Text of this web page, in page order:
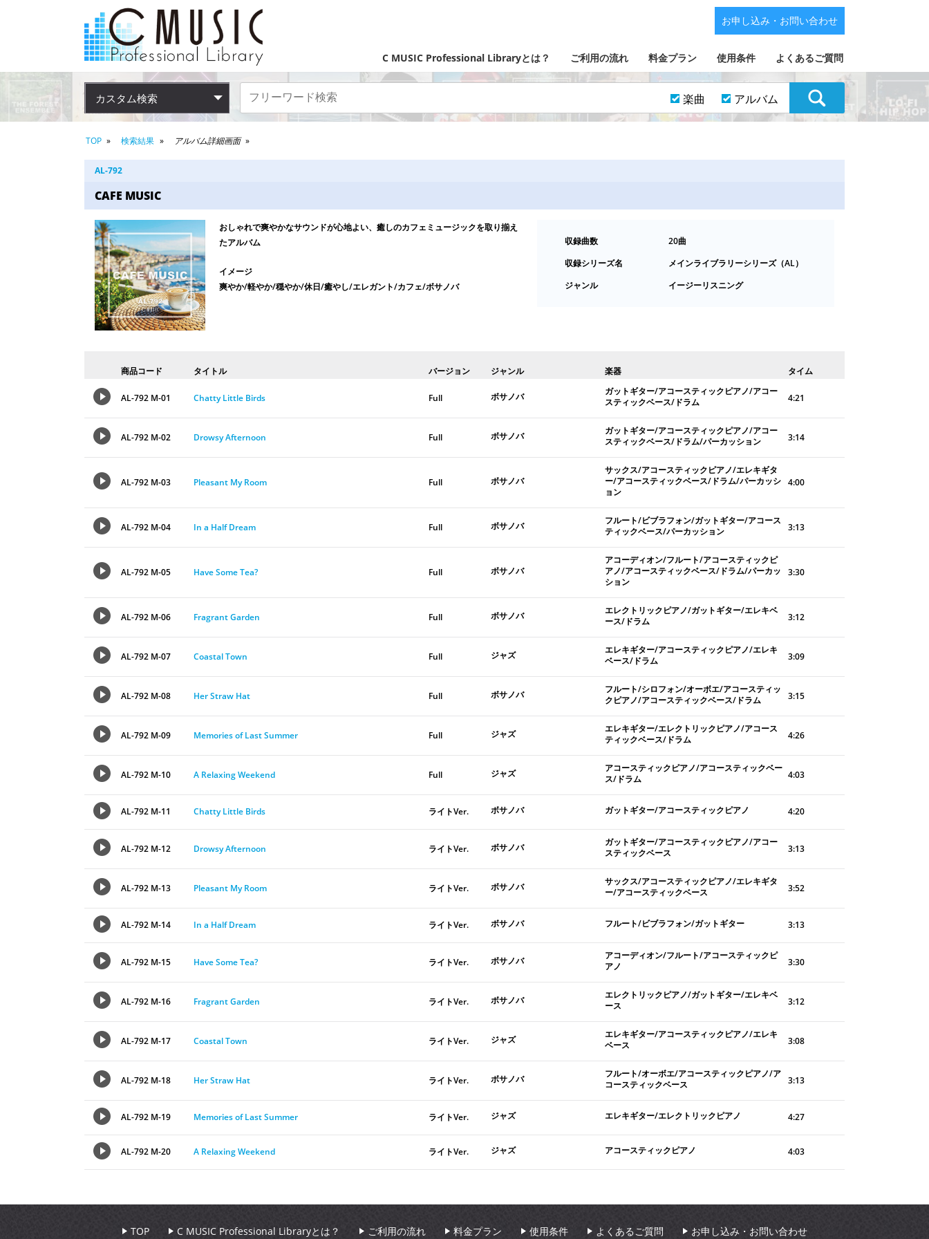
C MUSIC Professional Libraryとは？ ご利用の流れ 料金プラン 使用条件 よくあるご質問
お申し込み・お問い合わせ
カスタム検索 楽曲 アルバム
TOP 検索結果 アルバム詳細画面
AL-792
CAFE MUSIC
おしゃれで爽やかなサウンドが心地よい、癒しのカフェミュージックを取り揃え
たアルバム
イメージ
爽やか/軽やか/穏やか/休日/癒やし/エレガント/カフェ/ボサノバ
収録曲数
20曲
収録シリーズ名
メインライブラリーシリーズ（AL）
ジャンル
イージーリスニング
商品コード タイトル バージョン ジャンル 楽器 タイム
AL-792 M-01 Chatty Little Birds Full ボサノバ
ガットギター/アコースティックピアノ/アコー
スティックベース/ドラム
4:21
AL-792 M-02 Drowsy Afternoon Full ボサノバ
ガットギター/アコースティックピアノ/アコー
スティックベース/ドラム/パーカッション
3:14
AL-792 M-03 Pleasant My Room Full ボサノバ
サックス/アコースティックピアノ/エレキギタ
ー/アコースティックベース/ドラム/パーカッシ
ョン
4:00
AL-792 M-04 In a Half Dream Full ボサノバ
フルート/ビブラフォン/ガットギター/アコース
ティックベース/パーカッション
3:13
AL-792 M-05 Have Some Tea? Full ボサノバ
アコーディオン/フルート/アコースティックピ
アノ/アコースティックベース/ドラム/パーカッ
ション
3:30
AL-792 M-06 Fragrant Garden Full ボサノバ
エレクトリックピアノ/ガットギター/エレキベ
ース/ドラム
3:12
AL-792 M-07 Coastal Town Full ジャズ
エレキギター/アコースティックピアノ/エレキ
ベース/ドラム
3:09
AL-792 M-08 Her Straw Hat Full ボサノバ
フルート/シロフォン/オーボエ/アコースティッ
クピアノ/アコースティックベース/ドラム
3:15
AL-792 M-09 Memories of Last Summer Full ジャズ
エレキギター/エレクトリックピアノ/アコース
ティックベース/ドラム
4:26
AL-792 M-10 A Relaxing Weekend Full ジャズ
アコースティックピアノ/アコースティックベー
ス/ドラム
4:03
AL-792 M-11 Chatty Little Birds ライトVer. ボサノバ ガットギター/アコースティックピアノ 4:20
AL-792 M-12 Drowsy Afternoon ライトVer. ボサノバ
ガットギター/アコースティックピアノ/アコー
スティックベース
3:13
AL-792 M-13 Pleasant My Room ライトVer. ボサノバ
サックス/アコースティックピアノ/エレキギタ
ー/アコースティックベース
3:52
AL-792 M-14 In a Half Dream ライトVer. ボサノバ フルート/ビブラフォン/ガットギター 3:13
AL-792 M-15 Have Some Tea? ライトVer. ボサノバ
アコーディオン/フルート/アコースティックピ
アノ
3:30
AL-792 M-16 Fragrant Garden ライトVer. ボサノバ
エレクトリックピアノ/ガットギター/エレキベ
ース
3:12
AL-792 M-17 Coastal Town ライトVer. ジャズ
エレキギター/アコースティックピアノ/エレキ
ベース
3:08
AL-792 M-18 Her Straw Hat ライトVer. ボサノバ
フルート/オーボエ/アコースティックピアノ/ア
コースティックベース
3:13
AL-792 M-19 Memories of Last Summer ライトVer. ジャズ エレキギター/エレクトリックピアノ 4:27
AL-792 M-20 A Relaxing Weekend ライトVer. ジャズ アコースティックピアノ 4:03
TOP C MUSIC Professional Libraryとは？ ご利用の流れ 料金プラン 使用条件 よくあるご質問 お申し込み・お問い合わせ